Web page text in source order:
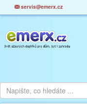
servis@emerx.cz